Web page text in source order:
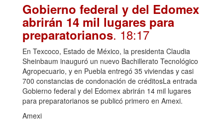
Gobierno federal y del Edomex
abrirán 14 mil lugares para
preparatorianos. 18:17
En Texcoco, Estado de México, la presidenta Claudia
Sheinbaum inauguró un nuevo Bachillerato Tecnológico
Agropecuario, y en Puebla entregó 35 viviendas y casi
700 constancias de condonación de créditosLa entrada
Gobierno federal y del Edomex abrirán 14 mil lugares
para preparatorianos se publicó primero en Amexi.
Amexi